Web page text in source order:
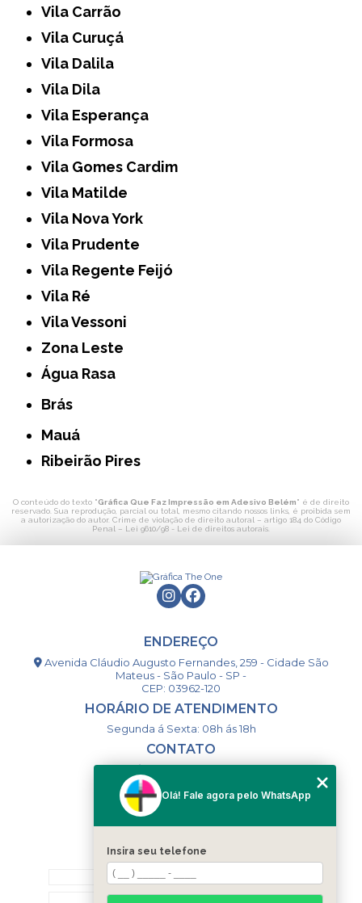
Vila Carrão
Vila Curuçá
Vila Dalila
Vila Dila
Vila Esperança
Vila Formosa
Vila Gomes Cardim
Vila Matilde
Vila Nova York
Vila Prudente
Vila Regente Feijó
Vila Ré
Vila Vessoni
Zona Leste
Água Rasa
Brás
Mauá
Ribeirão Pires
O conteúdo do texto "Gráfica Que Faz Impressão em Adesivo Belém" é de direito
reservado. Sua reprodução, parcial ou total, mesmo citando nossos links, é proibida sem
a autorização do autor. Crime de violação de direito autoral – artigo 184 do Código
Penal – Lei 9610/98 - Lei de direitos autorais
ENDEREÇO
Avenida Cláudio Augusto Fernandes, 259 - Cidade São
Mateus - São Paulo - SP -
CEP: 03962-120
HORÁRIO DE ATENDIMENTO
Segunda á Sexta: 08h ás 18h
CONTATO
(11) 98993-9556
togsm1@gmail.com
MENU
HOME
Olá! Fale agora pelo WhatsApp
Insira seu telefone